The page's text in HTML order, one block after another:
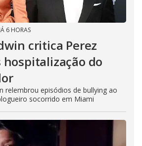
6 HORAS
critica Perez
do
relembrou episódios de bullying ao
socorrido em Miami